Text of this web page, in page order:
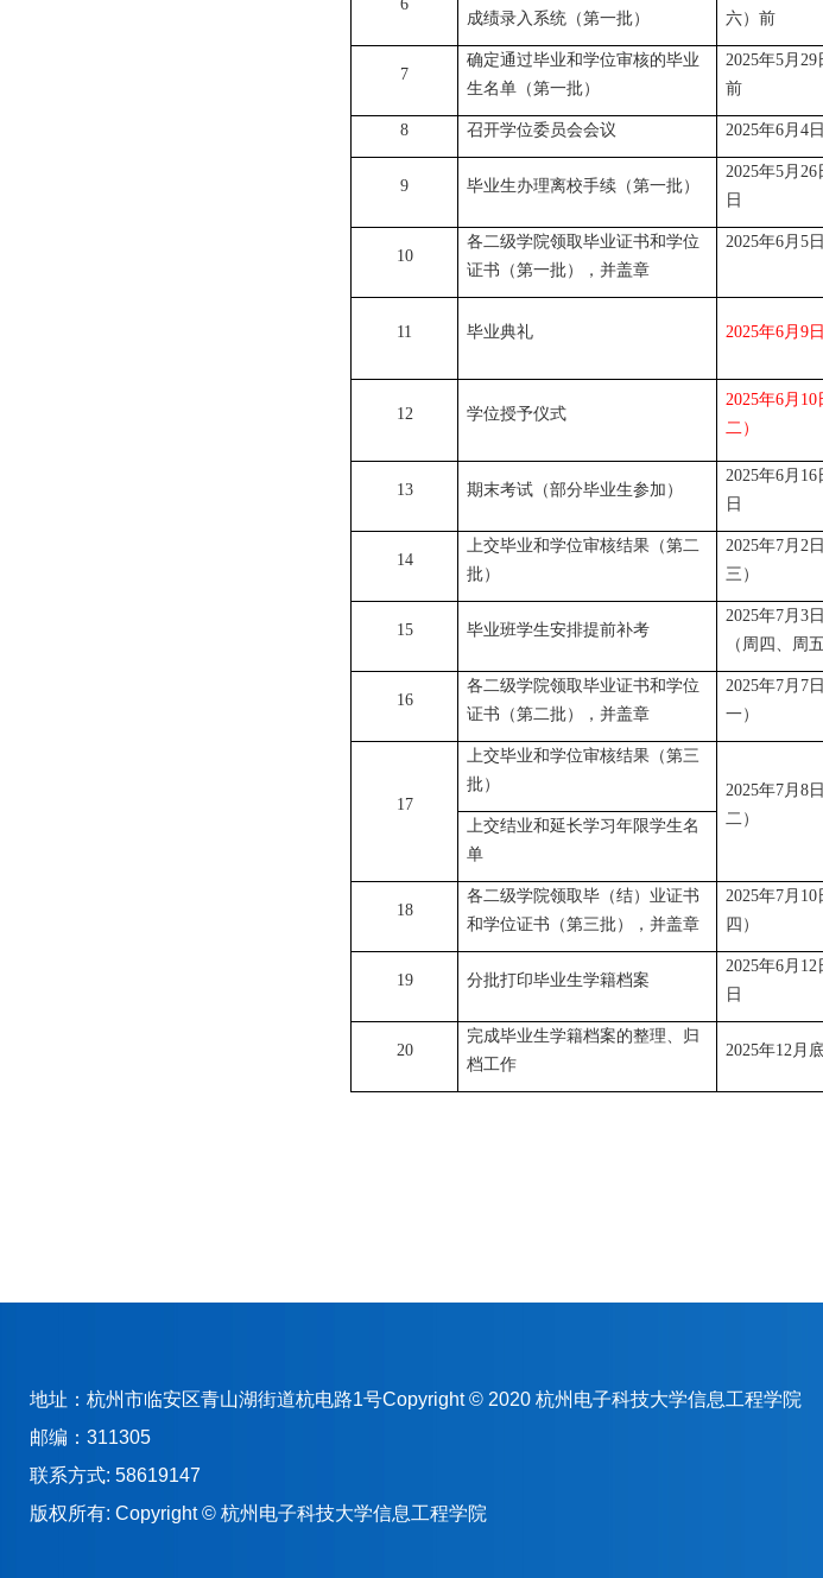
6
成绩录入系统（第一批）
六）前
7
确定通过毕业和学位审核的毕业
生名单（第一批）
2025年5月
前
8 召开学位委员会会议 2025年6月4
9 毕业生办理离校手续（第一批）
2025年5月26
日
10
各二级学院领取毕业证书和学位
证书（第一批），并盖章
2025年6月5
11 毕业典礼 2025年6月9
12 学位授予仪式
2025年6月10
二）
13 期末考试（部分毕业生参加）
2025年6月16
日
14
上交毕业和学位审核结果（第二
批）
2025年7月2
三）
15 毕业班学生安排提前补考
2025年7月3
（周四、周五
16
各二级学院领取毕业证书和学位
证书（第二批），并盖章
2025年7月7
一）
17
上交毕业和学位审核结果（第三
批）
2025年7月8
二）
上交结业和延长学习年限学生名
单
18
各二级学院领取毕（结）业证书
和学位证书（第三批），并盖章
2025年7月10
四）
19 分批打印毕业生学籍档案
2025年6月12
日
20
完成毕业生学籍档案的整理、归
档工作
2025年12月
地址：杭州市临安区青山湖街道杭电路1号Copyright © 2020 杭州电子科技大学信息工程学院
邮编：311305
联系方式: 58619147
版权所有: Copyright © 杭州电子科技大学信息工程学院